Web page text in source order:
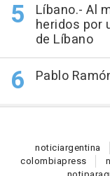
Líbano.- Al
heridos por
de Líbano
Pablo
noticiargentina
colombiapress